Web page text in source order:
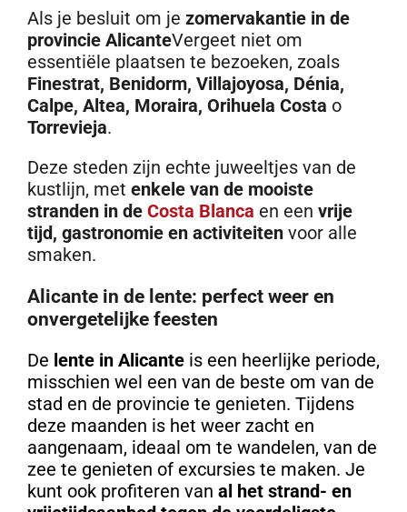
Als je besluit om je zomervakantie in de
provincie AlicanteVergeet niet om
essentiële plaatsen te bezoeken, zoals
Finestrat, Benidorm, Villajoyosa, Dénia,
Calpe, Altea, Moraira, Orihuela Costa o
Torrevieja.
Deze steden zijn echte juweeltjes van de
kustlijn, met enkele van de mooiste
stranden in de Costa Blanca en een vrije
tijd, gastronomie en activiteitenvoor alle
smaken.
Alicante in de lente: perfect weer en
onvergetelijke feesten
De lente in Alicanteis een heerlijke periode,
misschien wel een van de beste om van de
stad en de provincie te genieten. Tijdens
deze maanden is het weer zacht en
aangenaam, ideaal om te wandelen, van de
zee te genieten of excursies te maken. Je
kunt ook profiteren van al het strand- en